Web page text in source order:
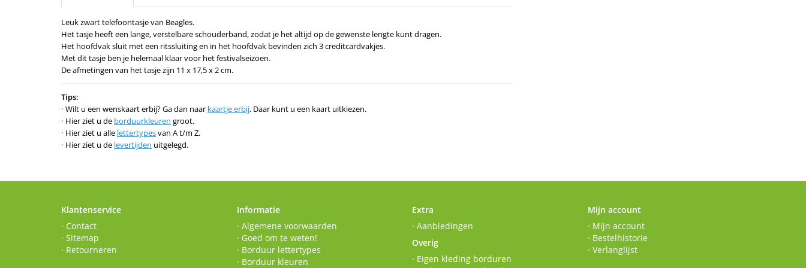
Leuk zwart telefoontasje van Beagles.
Het tasje heeft een lange, verstelbare schouderband, zodat je het altijd op de gewenste lengte kunt dragen.
Het hoofdvak sluit met een ritssluiting en in het hoofdvak bevinden zich 3 creditcardvakjes.
Met dit tasje ben je helemaal klaar voor het festivalseizoen.
De afmetingen van het tasje zijn 11 x 17,5 x 2 cm.
Tips:
Wilt u een wenskaart erbij? Ga dan naar kaartje erbij. Daar kunt u een kaart uitkiezen.
Hier ziet u de borduurkleuren groot.
Hier ziet u alle lettertypesvan A t/m Z.
Hier ziet u de levertijden uitgelegd.
Klantenservice
· Contact
· Sitemap
· Retourneren
Informatie
· Algemene voorwaarden
· Goed om te weten!
· Borduur lettertypes
· Borduur kleuren
Extra
· Aanbiedingen
Overig
· Eigen kleding borduren
Mijn account
· Mijn account
· Bestelhistorie
· Verlanglijst